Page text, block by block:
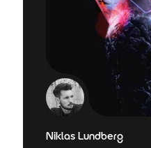
Niklas Lundberg